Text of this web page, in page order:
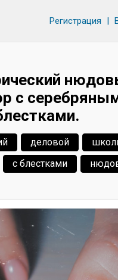
Регистрация |
с
деловой
с блестками